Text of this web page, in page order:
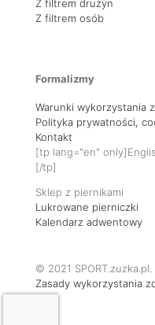
Z filtrem drużyn
Z filtrem osób
Formalizmy
Warunki wykorzystania
Polityka prywatności,
Kontakt
[tp lang="en"
[/tp]
Sklep z piernikami
Lukrowane pierniczki
Kalendarz adwentowy
© 2021
Zasady wykorzystania